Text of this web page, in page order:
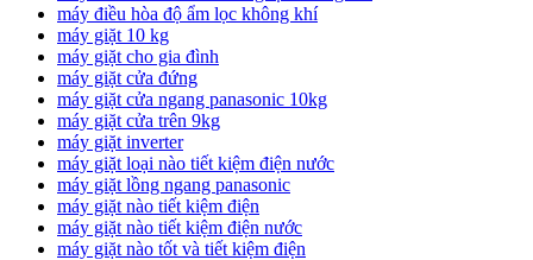
máy điều hòa độ ẩm lọc không khí
máy giặt 10 kg
máy giặt cho gia đình
máy giặt cửa đứng
máy giặt cửa ngang panasonic 10kg
máy giặt cửa trên 9kg
máy giặt inverter
máy giặt loại nào tiết kiệm điện nước
máy giặt lồng ngang panasonic
máy giặt nào tiết kiệm điện
máy giặt nào tiết kiệm điện nước
máy giặt nào tốt và tiết kiệm điện